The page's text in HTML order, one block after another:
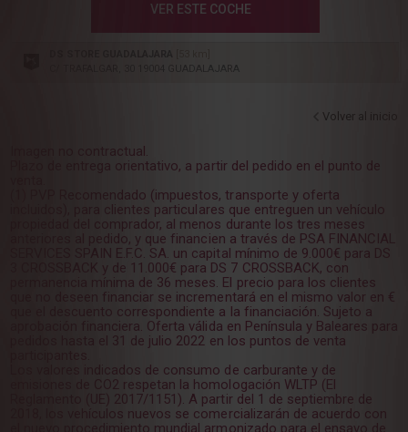
VER ESTE COCHE
C/ TRAFALGAR, 30 19004 GUADALAJARA
Volver al inicio
Imagen no contractual.
Plazo de entrega orientativo, a partir del pedido en el punto de
(1) PVP Recomendado (impuestos, transporte y oferta
incluidos), para clientes particulares que entreguen un vehículo
propiedad del comprador, al menos durante los tres meses
anteriores al pedido, y que financien a través de PSA FINANCIAL
SERVICES SPAIN E.F.C. SA. un capital mínimo de 9.000€ para DS
3 CROSSBACK y de 11.000€ para DS 7 CROSSBACK, con
permanencia mínima de 36 meses. El precio para los clientes
que no deseen financiar se incrementará en el mismo valor en €
que el descuento correspondiente a la financiación. Sujeto a
aprobación financiera. Oferta válida en Península y Baleares para
pedidos hasta el 31 de julio 2022 en los puntos de venta
Los valores indicados de consumo de carburante y de
emisiones de CO2 respetan la homologación WLTP (El
Reglamento (UE) 2017/1151). A partir del 1 de septiembre de
2018, los vehículos nuevos se comercializarán de acuerdo con
el nuevo procedimiento mundial armonizado para el ensayo de